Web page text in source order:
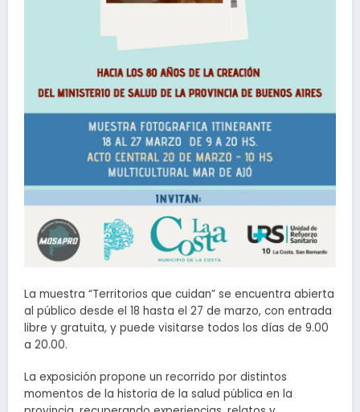
La muestra “Territorios que cuidan” se encuentra abierta
al público desde el 18 hasta el 27 de marzo, con entrada
libre y gratuita, y puede visitarse todos los días de 9.00
a 20.00.
La exposición propone un recorrido por distintos
momentos de la historia de la salud pública en la